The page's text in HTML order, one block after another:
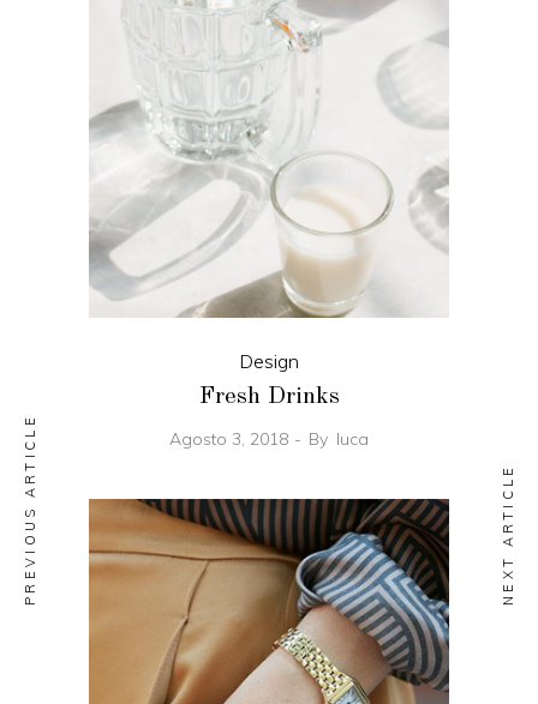
PREVIOUS ARTICLE NEXT ARTICLE
Design
Fresh Drinks
Agosto 3, 2018 By luca